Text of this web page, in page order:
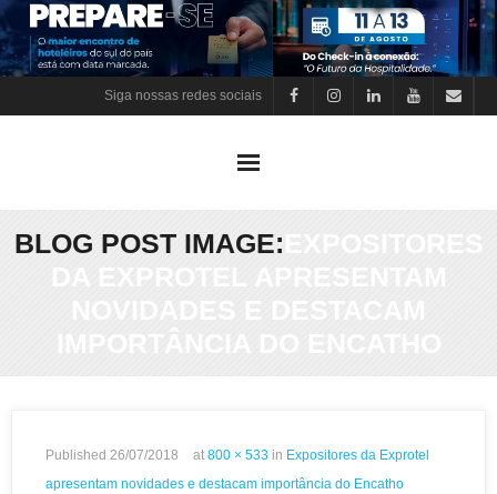
Skip
to
content
Siga nossas redes sociais
BLOG POST IMAGE: EXPOSITORES
DA EXPROTEL APRESENTAM
NOVIDADES E DESTACAM
IMPORTÂNCIA DO ENCATHO
Published 26/07/2018 at 800 × 533 in Expositores da Exprotel
apresentam novidades e destacam importância do Encatho